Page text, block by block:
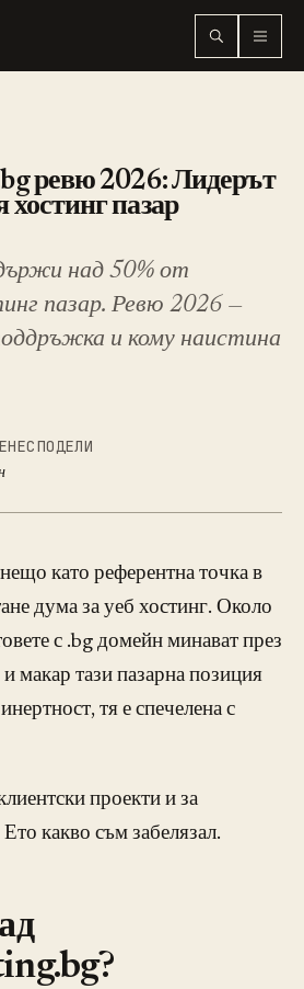
ревю 2026: Лидерът
хостинг пазар
над 50% от
пазар. Ревю 2026 —
и кому наистина
СПОДЕЛИ
като референтна точка в
дума за уеб хостинг. Около
с .bg домейн минават през
макар тази пазарна позиция
тя е спечелена с
проекти и за
какво съм забелязал.